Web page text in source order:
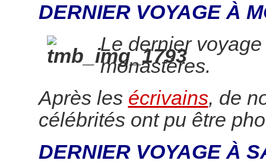
DERNIER VOYAGE À
Le dernier
monastères.
Après les écrivains, de
célébrités ont pu être
DERNIER VOYAGE À